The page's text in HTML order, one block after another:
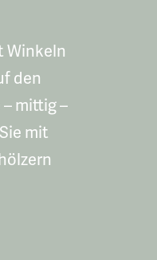
Winkeln
den
mittig –
mit